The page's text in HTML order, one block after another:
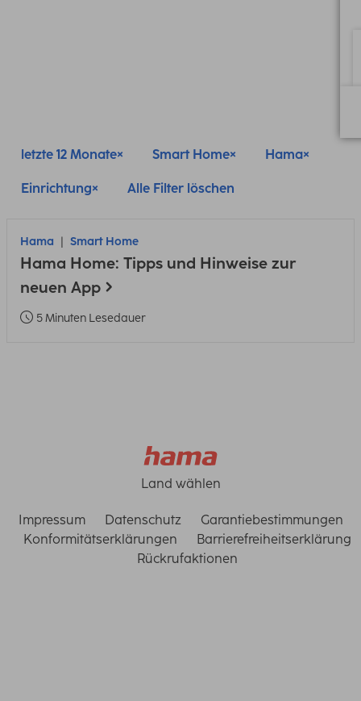
letzte 12 Monate Smart Home Hama
Einrichtung Alle Filter löschen
Hama Smart Home
Hama Home: Tipps und Hinweise zur
neuen App
5 Minuten Lesedauer
Land wählen
Impressum Datenschutz
Garantiebestimmungen
Konformitätserklärungen
Barrierefreiheitserklärung
Rückrufaktionen